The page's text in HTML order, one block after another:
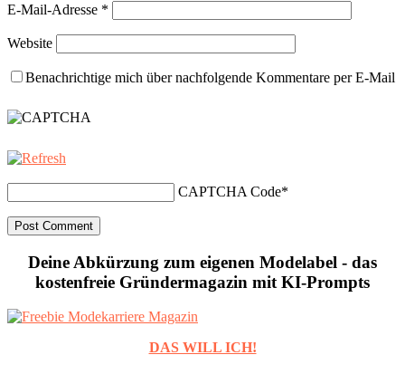
E-Mail-Adresse *
Website
Benachrichtige mich über nachfolgende Kommentare per E-Mail
CAPTCHA Code*
Deine Abkürzung zum eigenen Modelabel - das
kostenfreie Gründermagazin mit KI-Prompts
DAS WILL ICH!